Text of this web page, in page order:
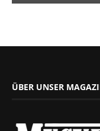
ÜBER UNSER